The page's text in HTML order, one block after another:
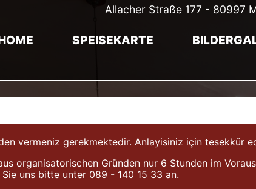
Allacher Straße 177 - 80997
SPEISEKARTE
vermeniz gerekmektedir. Anlayisiniz için tesekkür
organisatorischen Gründen nur 6 Stunden im
uns bitte unter 089 - 140 15 33 an.